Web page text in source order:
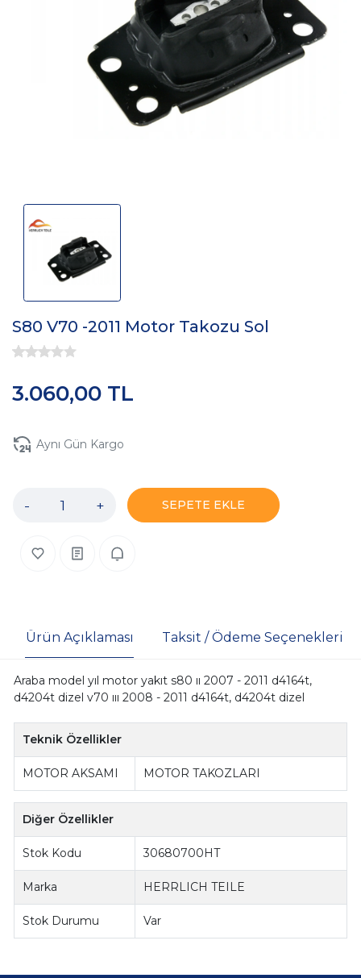
S80 V70 -2011 Motor Takozu Sol
3.060,00 TL
Aynı Gün Kargo
- + SEPETE EKLE
Ürün Açıklaması Taksit / Ödeme Seçenekleri
Araba model yıl motor yakıt s80 ıı 2007 - 2011 d4164t,
d4204t dizel v70 ııı 2008 - 2011 d4164t, d4204t dizel
Teknik Özellikler
MOTOR AKSAMI MOTOR TAKOZLARI
Diğer Özellikler
Stok Kodu 30680700HT
Marka HERRLICH TEILE
Stok Durumu Var